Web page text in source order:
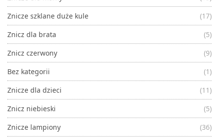
Znicze szklane duże kule
(17)
Znicz dla brata
(5)
Znicz czerwony
(9)
Bez kategorii
(1)
Znicze dla dzieci
(11)
Znicz niebieski
(5)
Znicze lampiony
(36)